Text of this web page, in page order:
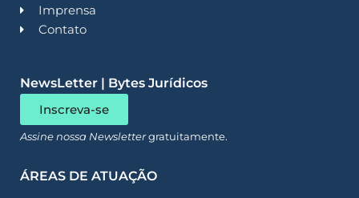
Imprensa
Contato
NewsLetter | Bytes Jurídicos
Inscreva-se
Assine nossa Newslettergratuitamente.
ÁREAS DE ATUAÇÃO